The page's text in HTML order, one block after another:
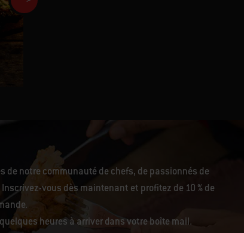
de notre communauté de chefs, de passionnés de
vous dès maintenant et profitez de 10 % de
heures à arriver dans votre boîte mail.